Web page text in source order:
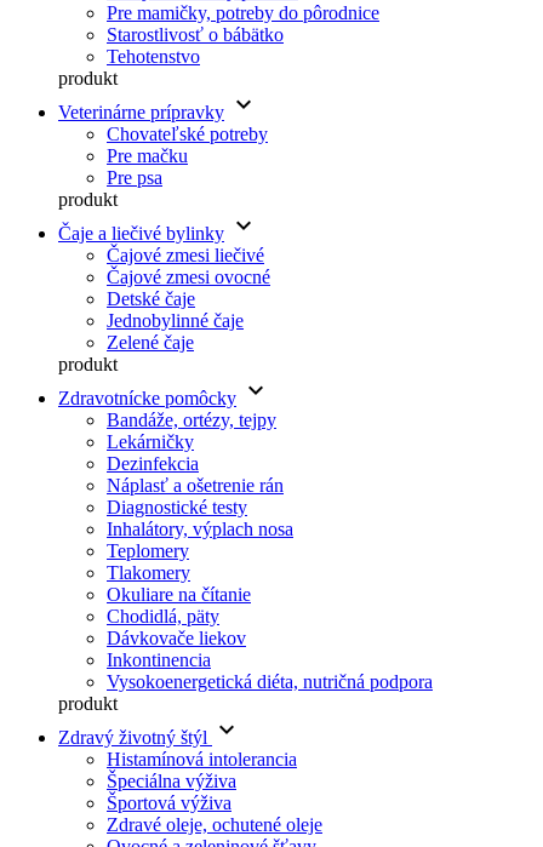
Pre mamičky, potreby do pôrodnice
Starostlivosť o bábätko
Tehotenstvo
produkt
Veterinárne prípravky keyboard_arrow_down
Chovateľské potreby
Pre mačku
Pre psa
produkt
Čaje a liečivé bylinky keyboard_arrow_down
Čajové zmesi liečivé
Čajové zmesi ovocné
Detské čaje
Jednobylinné čaje
Zelené čaje
produkt
Zdravotnícke pomôcky keyboard_arrow_down
Bandáže, ortézy, tejpy
Lekárničky
Dezinfekcia
Náplasť a ošetrenie rán
Diagnostické testy
Inhalátory, výplach nosa
Teplomery
Tlakomery
Okuliare na čítanie
Chodidlá, päty
Dávkovače liekov
Inkontinencia
Vysokoenergetická diéta, nutričná podpora
produkt
Zdravý životný štýl
keyboard_arrow_down
Histamínová intolerancia
Špeciálna výživa
Športová výživa
Zdravé oleje, ochutené oleje